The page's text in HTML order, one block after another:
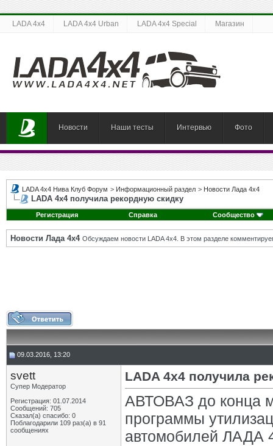
LADA 4x4 LADA 4x4 Urban LADA 4x4 Special Магазин
Новости Наши тесты Интервью Фото
LADA 4x4 Нива Клуб Форум > Информационный раздел > Новости Лада 4х4
LADA 4x4 получила рекордную скидку
Регистрация Справка Сообщество
Новости Лада 4х4 Обсуждаем новости LADA 4x4. В этом разделе
09.03.2016, 13:20
svett
Супер Модератор
Регистрация: 01.07.2014
Сообщений: 705
Сказал(а) спасибо: 0
Поблагодарили 109 раз(а) в 91
сообщениях
LADA 4x4 получила
АВТОВАЗ до конца
программы
автомобилей ЛАДА